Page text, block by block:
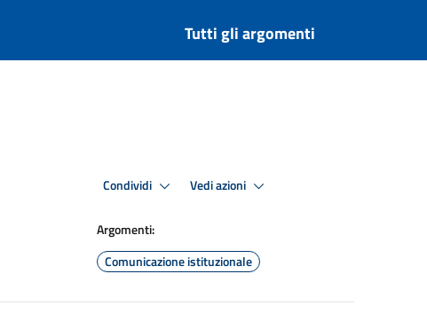
Tutti gli argomenti
Condividi Vedi azioni
Argomenti:
Comunicazione istituzionale